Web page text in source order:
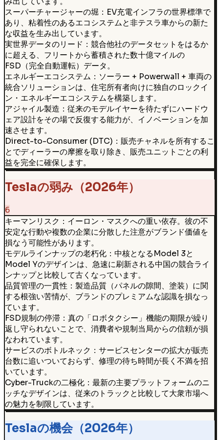
スーパーチャージャーの堀：EV充電インフラの世界標準で
あり、粘着性のあるエコシステムと非テスラ車からの新た
な収益を生み出しています。
実世界データのリード：競合他社のデータセットをはるか
に超える、フリートから蓄積された数十億マイルの
FSD（完全自動運転）データ。
エネルギーエコシステム：ソーラー + Powerwall + 車両の
統合ソリューションは、住宅所有者向けに独自のロックイ
ン・エネルギーエコシステムを構築します。
アジャイル製造：従来のモデルイヤーを待たずにハードウ
ェア設計をその場で反復する能力が、イノベーションを加
速させます。
Direct-to-Consumer (DTC)：販売チャネルを所有するこ
とでディーラーの摩擦を取り除き、販売ユニットごとの利
益を完全に確保します。
Teslaの弱み（2026年）
6
キーマンリスク：イーロン・マスクへの重い依存。彼の不
安定な行動や複数の企業に分散した注意がブランド価値を
損なう可能性があります。
モデルラインナップの老朽化：中核となるModel 3と
Model Yのデザインは、急速に刷新される中国の競合ライ
ンナップと比較して古くなっています。
品質管理の一貫性：製造品質（パネルの隙間、塗装）に関
する根強い苦情が、ブランドのプレミアムな認識を損なっ
ています。
FSD規制の停滞：真の「ロボタクシー」機能の期限が繰り
返し守られないことで、消費者や規制当局からの信頼が損
なわれています。
サービスのボトルネック：サービスセンターの拡大が販売
台数に追いついておらず、修理の待ち時間が長く不満を招
いています。
Cyber-Truckの二極化：最新の主要プラットフォームのニ
ッチなデザインは、従来のトラックと比較して大衆市場へ
の魅力を制限しています。
Teslaの機会（2026年）